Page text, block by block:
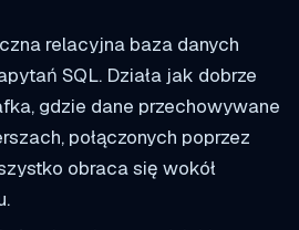
relacyjna baza danych
SQL. Działa jak dobrze
gdzie dane przechowywane
połączonych poprzez
obraca się wokół